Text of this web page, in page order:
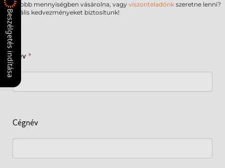
Nagyobb mennyiségben vásárolna, vagy viszonteladónk szeretne lenni?
Speciális kedvezményeket biztosítunk!
Beszélgetés indítása